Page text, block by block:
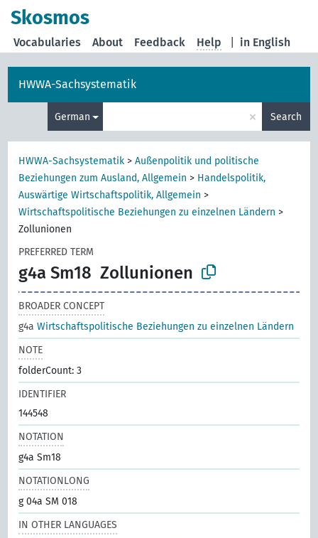
Skosmos
in English
Vocabularies About Feedback Help
HWWA-Sachsystematik
German × Search
HWWA-Sachsystematik >Außenpolitik und politische
Beziehungen zum Ausland, Allgemein > Handelspolitik,
Auswärtige Wirtschaftspolitik, Allgemein >
Wirtschaftspolitische Beziehungen zu einzelnen Ländern >
Zollunionen
PREFERRED TERM
g4a Sm18 Zollunionen
BROADER CONCEPT
g4aWirtschaftspolitische Beziehungen zu einzelnen Ländern
NOTE
folderCount: 3
IDENTIFIER
144548
NOTATION
g4a Sm18
NOTATIONLONG
g 04a SM 018
IN OTHER LANGUAGES